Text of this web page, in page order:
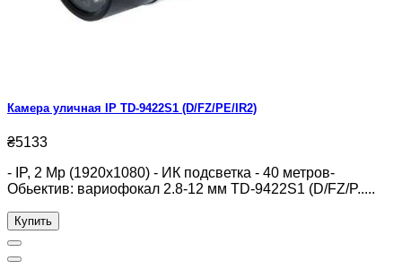
Камера уличная IP TD-9422S1 (D/FZ/PE/IR2)
₴5133
- IP, 2 Mp (1920x1080) - ИК подсветка - 40 метров-
Обьектив: вариофокал 2.8-12 мм TD-9422S1 (D/FZ/P.....
Купить